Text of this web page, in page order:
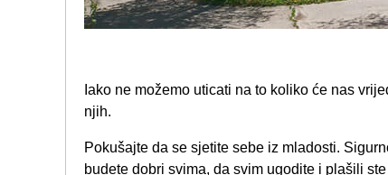
Iako ne možemo uticati na to koliko će nas
njih.
Pokušajte da se sjetite sebe iz mladosti.
budete dobri svima, da svim ugodite i plašili